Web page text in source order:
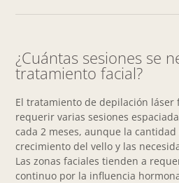
¿Cuántas sesiones se
tratamiento facial?
El tratamiento de depilación láser
requerir varias sesiones
cada 2 meses, aunque la
crecimiento del vello y las
Las zonas faciales tienden a
continuo por la influencia